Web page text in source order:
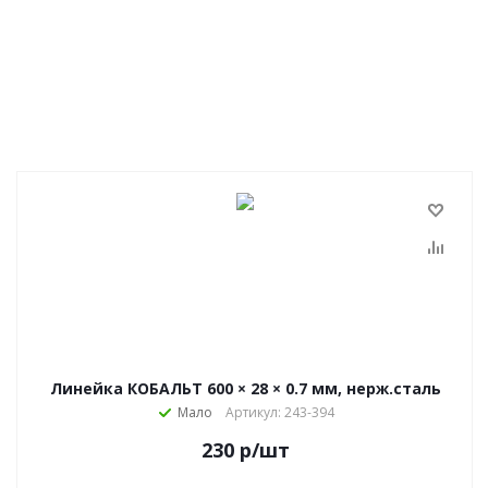
Линейка КОБАЛЬТ 600 × 28 × 0.7 мм, нерж.сталь
Мало Артикул: 243-394
230р/шт